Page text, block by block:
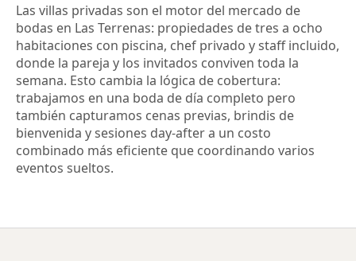
Las villas privadas son el motor del mercado de
bodas en Las Terrenas: propiedades de tres a ocho
habitaciones con piscina, chef privado y staff incluido,
donde la pareja y los invitados conviven toda la
semana. Esto cambia la lógica de cobertura:
trabajamos en una boda de día completo pero
también capturamos cenas previas, brindis de
bienvenida y sesiones day-after a un costo
combinado más eficiente que coordinando varios
eventos sueltos.